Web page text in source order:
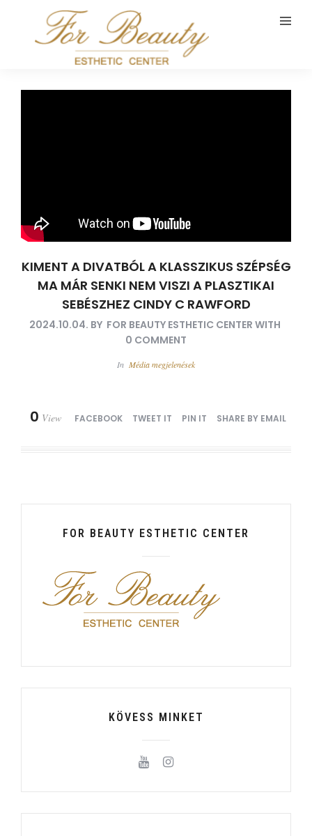
KIMENT A DIVATBÓL A KLASSZIKUS SZÉPSÉG
MA MÁR SENKI NEM VISZI A PLASZTIKAI
SEBÉSZHEZ CINDY C RAWFORD
2024.10.04. BY FOR BEAUTY ESTHETIC CENTER WITH
0 COMMENT
In Média megjelenések
0 View FACEBOOK TWEET IT PIN IT SHARE BY EMAIL
FOR BEAUTY ESTHETIC CENTER
KÖVESS MINKET